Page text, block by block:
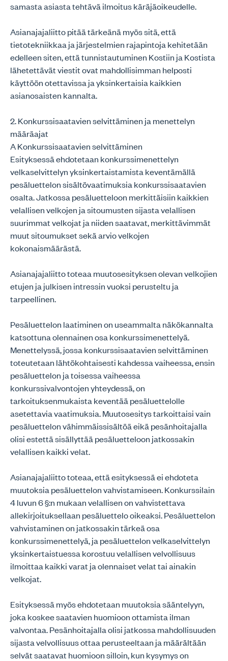
samasta asiasta tehtävä ilmoitus käräjäoikeudelle.
Asianajajaliitto pitää tärkeänä myös sitä, että
tietotekniikkaa ja järjestelmien rajapintoja kehitetään
edelleen siten, että tunnistautuminen Kostiin ja Kostista
lähetettävät viestit ovat mahdollisimman helposti
käyttöön otettavissa ja yksinkertaisia kaikkien
asianosaisten kannalta.
2. Konkurssisaatavien selvittäminen ja menettelyn
määräajat
A Konkurssisaatavien selvittäminen
Esityksessä ehdotetaan konkurssimenettelyn
velkaselvittelyn yksinkertaistamista keventämällä
pesäluettelon sisältövaatimuksia konkurssisaatavien
osalta. Jatkossa pesäluetteloon merkittäisiin kaikkien
velallisen velkojen ja sitoumusten sijasta velallisen
suurimmat velkojat ja niiden saatavat, merkittävimmät
muut sitoumukset sekä arvio velkojen
kokonaismäärästä.
Asianajajaliitto toteaa muutosesityksen olevan velkojien
etujen ja julkisen intressin vuoksi perusteltu ja
tarpeellinen.
Pesäluettelon laatiminen on useammalta näkökannalta
katsottuna olennainen osa konkurssimenettelyä.
Menettelyssä, jossa konkurssisaatavien selvittäminen
toteutetaan lähtökohtaisesti kahdessa vaiheessa, ensin
pesäluettelon ja toisessa vaiheessa
konkurssivalvontojen yhteydessä, on
tarkoituksenmukaista keventää pesäluettelolle
asetettavia vaatimuksia. Muutosesitys tarkoittaisi vain
pesäluettelon vähimmäissisältöä eikä pesänhoitajalla
olisi estettä sisällyttää pesäluetteloon jatkossakin
velallisen kaikki velat.
Asianajajaliitto toteaa, että esityksessä ei ehdoteta
muutoksia pesäluettelon vahvistamiseen. Konkurssilain
4 luvun 6 §:n mukaan velallisen on vahvistettava
allekirjoituksellaan pesäluettelo oikeaksi. Pesäluettelon
vahvistaminen on jatkossakin tärkeä osa
konkurssimenettelyä, ja pesäluettelon velkaselvittelyn
yksinkertaistuessa korostuu velallisen velvollisuus
ilmoittaa kaikki varat ja olennaiset velat tai ainakin
velkojat.
Esityksessä myös ehdotetaan muutoksia sääntelyyn,
joka koskee saatavien huomioon ottamista ilman
valvontaa. Pesänhoitajalla olisi jatkossa mahdollisuuden
sijasta velvollisuus ottaa perusteeltaan ja määrältään
selvät saatavat huomioon silloin, kun kysymys on